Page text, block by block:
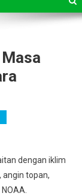
dengan iklim
angin topan,